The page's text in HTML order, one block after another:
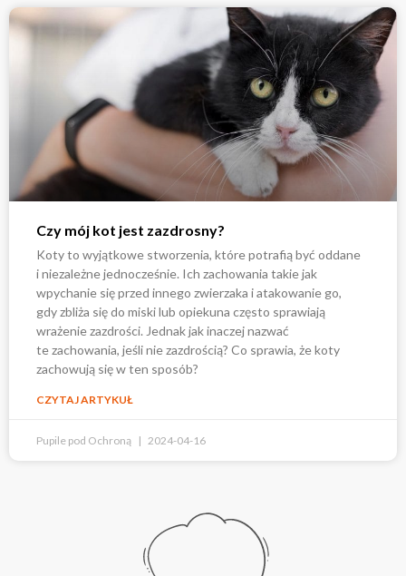
Czy mój kot jest zazdrosny?
Koty to wyjątkowe stworzenia, które potrafią być oddane
i niezależne jednocześnie. Ich zachowania takie jak
wpychanie się przed innego zwierzaka i atakowanie go,
gdy zbliża się do miski lub opiekuna często sprawiają
wrażenie zazdrości. Jednak jak inaczej nazwać
te zachowania, jeśli nie zazdrością? Co sprawia, że koty
zachowują się w ten sposób?
CZYTAJ ARTYKUŁ
Pupile pod Ochroną 2024-04-16